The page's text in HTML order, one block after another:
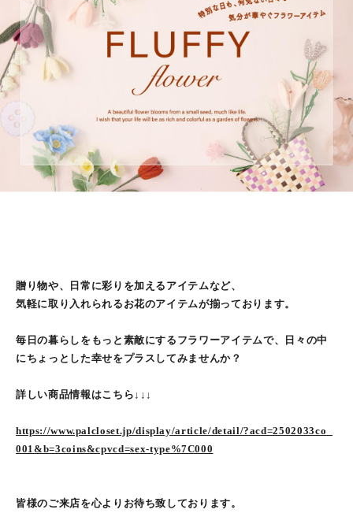
贈り物や、日常に彩りを加えるアイテムなど、
気軽に取り入れられるお花のアイテムが揃っております。
毎日の暮らしをもっと素敵にするフラワーアイテムで、日々の中
にちょっとした幸せをプラスしてみませんか？
詳しい商品情報はこちら↓↓↓
https://www.palcloset.jp/display/article/detail/?acd=2502033co_
001&b=3coins&cpvcd=sex-type%7C000
皆様のご来店を心よりお待ち致しております。